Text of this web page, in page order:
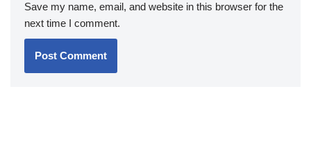
Save my name, email, and website in this browser for the
next time I comment.